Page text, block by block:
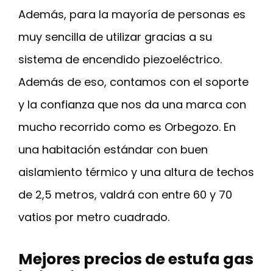
Además, para la mayoría de personas es
muy sencilla de utilizar gracias a su
sistema de encendido piezoeléctrico.
Además de eso, contamos con el soporte
y la confianza que nos da una marca con
mucho recorrido como es Orbegozo. En
una habitación estándar con buen
aislamiento térmico y una altura de techos
de 2,5 metros, valdrá con entre 60 y 70
vatios por metro cuadrado.
Mejores precios de estufa gas